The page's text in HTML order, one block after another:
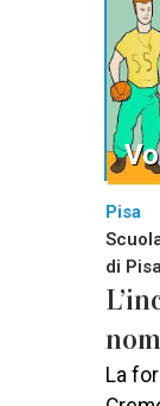
Pisa
di
La